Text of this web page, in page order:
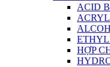
ACID
HỢP